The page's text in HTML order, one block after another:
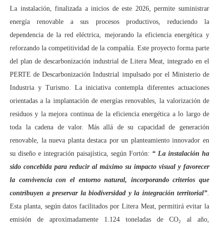
La instalación, finalizada a inicios de este 2026, permite suministrar
energía renovable a sus procesos productivos, reduciendo la
dependencia de la red eléctrica, mejorando la eficiencia energética y
reforzando la competitividad de la compañía. Este proyecto forma parte
del plan de descarbonización industrial de Litera Meat, integrado en el
PERTE de Descarbonización Industrial impulsado por el Ministerio de
Industria y Turismo. La iniciativa contempla diferentes actuaciones
orientadas a la implantación de energías renovables, la valorización de
residuos y la mejora continua de la eficiencia energética a lo largo de
toda la cadena de valor. Más allá de su capacidad de generación
renovable, la nueva planta destaca por un planteamiento innovador en
su diseño e integración paisajística, según Fortón: “ La instalación ha
sido concebida para reducir al máximo su impacto visual y favorecer
la convivencia con el entorno natural, incorporando criterios que
contribuyen a preservar la biodiversidad y la integración territorial”.
Esta planta, según datos facilitados por Litera Meat, permitirá evitar la
emisión de aproximadamente 1.124 toneladas de CO₂ al año,